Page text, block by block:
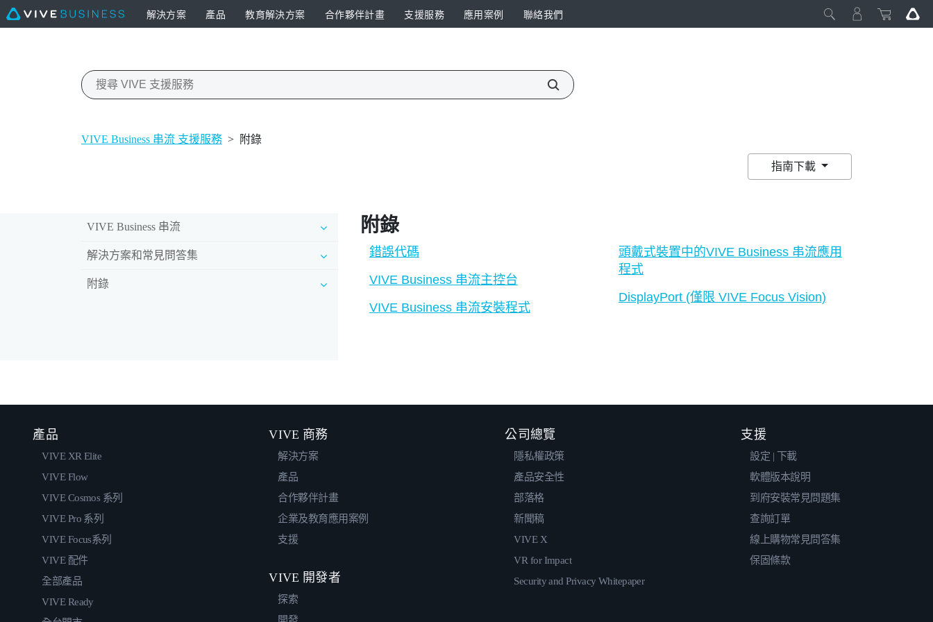
解決方案 產品 教育解決方案 合作夥伴計畫 支援服務 應用案例 聯絡我們
VIVE Business 串流 支援服務 > 附錄
指南下載
VIVE Business 串流
解決方案和常見問答集
附錄
附錄
錯誤代碼
VIVE Business 串流主控台
VIVE Business 串流安裝程式
頭戴式裝置中的VIVE Business 串流應用
程式
DisplayPort (僅限 VIVE Focus Vision)
產品
VIVE XR Elite
VIVE Flow
VIVE Cosmos 系列
VIVE Pro 系列
VIVE Focus系列
VIVE 配件
全部產品
VIVE Ready
VIVE 商務
解決方案
產品
合作夥伴計畫
企業及教育應用案例
支援
VIVE 開發者
探索
公司總覽
隱私權政策
產品安全性
部落格
新聞稿
VIVE X
VR for Impact
Security and Privacy Whitepaper
支援
設定 | 下載
軟體版本說明
到府安裝常見問題集
查詢訂單
線上購物常見問答集
保固條款